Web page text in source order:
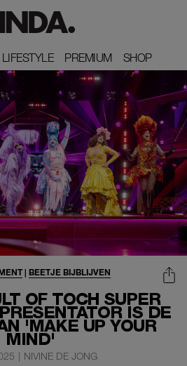
LIFESTYLE
LIFESTYLE PREMIUM
PREMIUM SHOP
SHOP
OF TOCH SUPER
IS DE
'MAKE UP YOUR
MIND'
| BEETJE BIJBLIJVEN
| NIVINE DE JONG